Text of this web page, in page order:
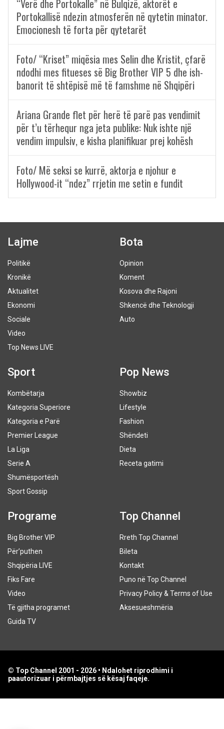
“Verë dhe Portokalle” në Bulqizë, aktorët e
Portokallisë ndezin atmosferën në qytetin minator.
Emocionesh të forta për qytetarët
Foto/ “Kriset” miqësia mes Selin dhe Kristit, çfarë
ndodhi mes fitueses së Big Brother VIP 5 dhe ish-
banorit të shtëpisë më të famshme në Shqipëri
Ariana Grande flet për herë të parë pas vendimit
për t’u tërhequr nga jeta publike: Nuk ishte një
vendim impulsiv, e kisha planifikuar prej kohësh
Foto/ Më seksi se kurrë, aktorja e njohur e
Hollywood-it “ndez” rrjetin me setin e fundit
Lajme
Politikë
Kronikë
Aktualitet
Ekonomi
Sociale
Video
Top News LIVE
Bota
Opinion
Koment
Kosova dhe Rajoni
Shkencë dhe Teknologji
Auto
Sport
Kombëtarja
Kategoria Superiore
Kategoria e Parë
Premier League
La Liga
Serie A
Shumësportësh
Sport Gossip
Pop News
Showbiz
Lifestyle
Fashion
Shëndeti
Dieta
Receta gatimi
Programe
Big Brother VIP
Për’puthen
Shqipëria LIVE
Fiks Fare
Video
Të gjitha programet
Guida TV
Top Channel
Rreth Top Channel
Bileta
Kontakt
Puno në Top Channel
Privacy Policy & Terms of Use
Aksesueshmëria
© Top Channel 2001 - 2026 • Ndalohet riprodhimi i
paautorizuar i përmbajtjes së kësaj faqeje.